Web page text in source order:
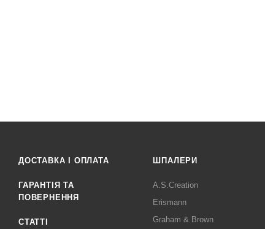
ДОСТАВКА І ОПЛАТА
ГАРАНТІЯ ТА
ПОВЕРНЕННЯ
СТАТТІ
ШПАЛЕРИ
A.S.Creation
Erismann
Graham & Brown